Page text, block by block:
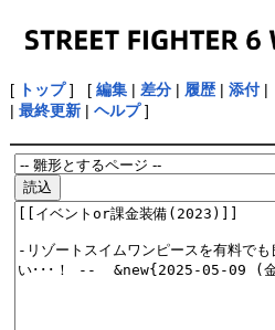
[ トップ] [ 編集| 差分| 履歴| 添付|
| 最終更新| ヘルプ]